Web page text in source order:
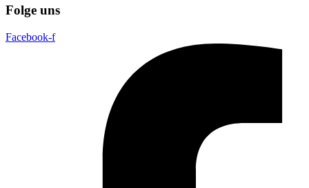
Folge uns
Facebook-f